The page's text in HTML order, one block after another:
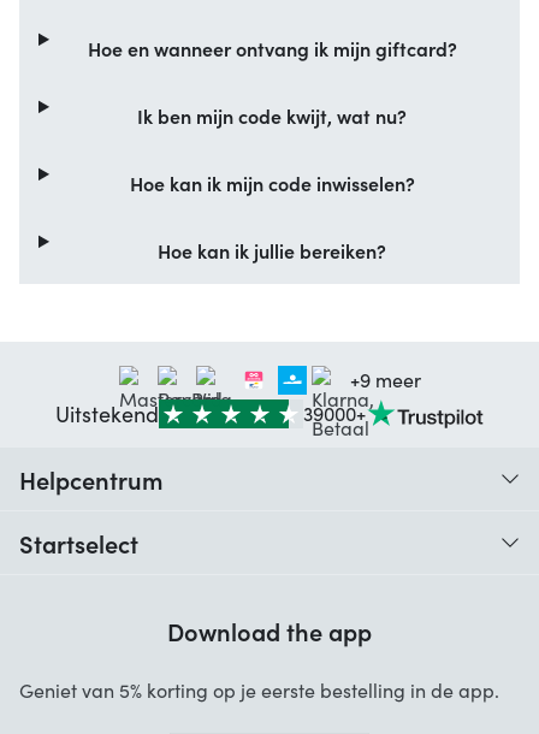
Hoe en wanneer ontvang ik mijn giftcard?
Ik ben mijn code kwijt, wat nu?
Hoe kan ik mijn code inwisselen?
Hoe kan ik jullie bereiken?
+9 meer
Uitstekend 39000+
Helpcentrum
Startselect
Download the app
Geniet van 5% korting op je eerste bestelling in de app.